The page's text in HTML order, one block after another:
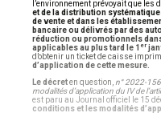
l’environnement prévoyait que
et de la distribution
de vente et dans les
bancaire ou délivrés par des
réduction ou promotionnels
applicables au plus tard le 1 er
d’obtenir un ticket de caisse
d’application de cette mesure.
Le décreten question, n° 2022-
modalités d’application du IV de
est paru au Journal officiel le 15
conditions et les modalités